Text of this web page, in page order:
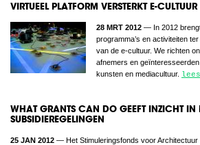
VIRTUEEL PLATFORM VERSTERKT E-
28 MRT 2012 — In 2012
programma’s en activiteiten
van de e-cultuur. We richten
afnemers en
kunsten en mediacultuur.
WHAT GRANTS CAN DO GEEFT INZICHT IN
SUBSIDIEREGELINGEN
25 JAN 2012 — Het Stimuleringsfonds voor Architectuur